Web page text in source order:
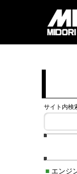
サイト内検
■エンジ